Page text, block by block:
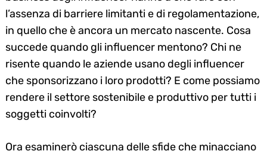
l’assenza di barriere limitanti e di regolamentazione,
in quello che è ancora un mercato nascente. Cosa
succede quando gli influencer mentono? Chi ne
risente quando le aziende usano degli influencer
che sponsorizzano i loro prodotti? E come possiamo
rendere il settore sostenibile e produttivo per tutti i
soggetti coinvolti?
Ora esaminerò ciascuna delle sfide che minacciano
Search
for: